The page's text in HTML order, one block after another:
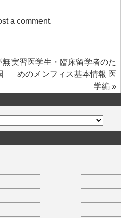
a comment.
無実習医学生・臨床留学者のた
めのメンフィス基本情報 医
学編 »